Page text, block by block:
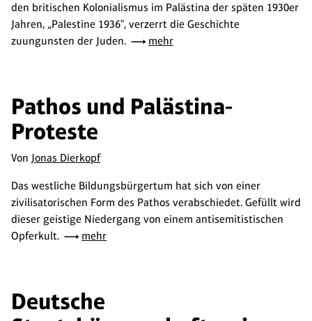
den britischen Kolonialismus im Palästina der späten 1930er
Jahren, „Palestine 1936", verzerrt die Geschichte
zuungunsten der Juden.
mehr
Pathos und Palästina-
Proteste
Von Jonas Dierkopf
Das westliche Bildungsbürgertum hat sich von einer
zivilisatorischen Form des Pathos verabschiedet. Gefüllt wird
dieser geistige Niedergang von einem antisemitistischen
Opferkult.
mehr
Deutsche